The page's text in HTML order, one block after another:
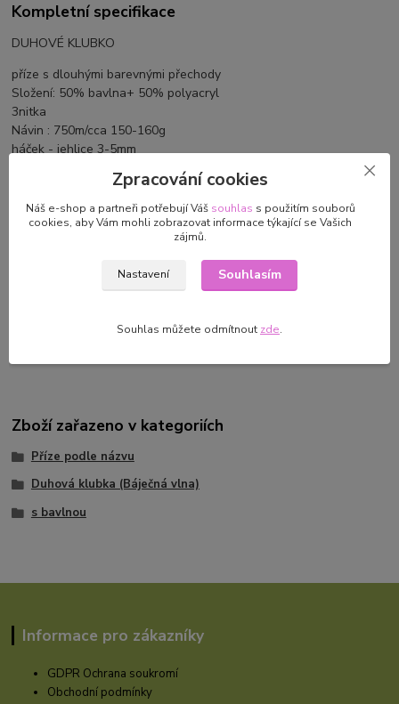
Kompletní specifikace
DUHOVÉ KLUBKO
příze s dlouhými barevnými přechody
Složení: 50% bavlna+ 50% polyacryl
3nitka
Návin : 750m/cca 150-160g
háček - jehlice 3-5mm
Parametry
Výrobce/dovozce
Báječná vlna/Martin Donoval
Turecka 344 Staré Hory
bajecnavlna@gmail.com
Zboží zařazeno v kategoriích
Příze podle názvu
Duhová klubka (Báječná vlna)
s bavlnou
Informace pro zákazníky
GDPR Ochrana soukromí
Obchodní podmínky
Zpracování cookies
Náš e-shop a partneři potřebují Váš souhlas s použitím souborů
cookies, aby Vám mohli zobrazovat informace týkající se Vašich
zájmů.
Nastavení Souhlasím
Souhlas můžete odmítnout zde.